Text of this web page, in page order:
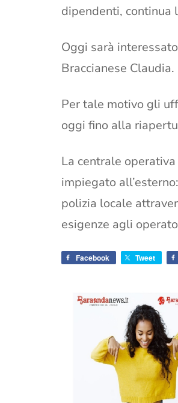
dipendenti, continua
Oggi sarà
Braccianese Claudia.
Per tale motivo gli
oggi fino alla
La centrale
impiegato
polizia locale
esigenze agli
Facebook Tweet